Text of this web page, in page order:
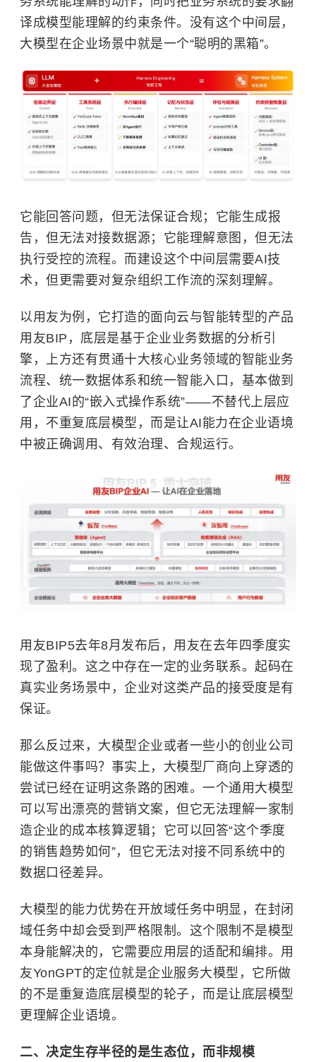
译成模型能理解的约束条件。没有这个中间层，
大模型在企业场景中就是一个“聪明的黑箱”。
它能回答问题，但无法保证合规；它能生成报
告，但无法对接数据源；它能理解意图，但无法
执行受控的流程。而建设这个中间层需要AI技
术，但更需要对复杂组织工作流的深刻理解。
以用友为例，它打造的面向云与智能转型的产品
用友BIP，底层是基于企业业务数据的分析引
擎，上方还有贯通十大核心业务领域的智能业务
流程、统一数据体系和统一智能入口，基本做到
了企业AI的“嵌入式操作系统”——不替代上层应
用，不重复底层模型，而是让AI能力在企业语境
中被正确调用、有效治理、合规运行。
用友BIP5去年8月发布后，用友在去年四季度实
现了盈利。这之中存在一定的业务联系。起码在
真实业务场景中，企业对这类产品的接受度是有
保证。
那么反过来，大模型企业或者一些小的创业公司
能做这件事吗？事实上，大模型厂商向上穿透的
尝试已经在证明这条路的困难。一个通用大模型
可以写出漂亮的营销文案，但它无法理解一家制
造企业的成本核算逻辑；它可以回答“这个季度
的销售趋势如何”，但它无法对接不同系统中的
数据口径差异。
大模型的能力优势在开放域任务中明显，在封闭
域任务中却会受到严格限制。这个限制不是模型
本身能解决的，它需要应用层的适配和编排。用
友YonGPT的定位就是企业服务大模型，它所做
的不是重复造底层模型的轮子，而是让底层模型
更理解企业语境。
二、决定生存半径的是生态位，而非规模